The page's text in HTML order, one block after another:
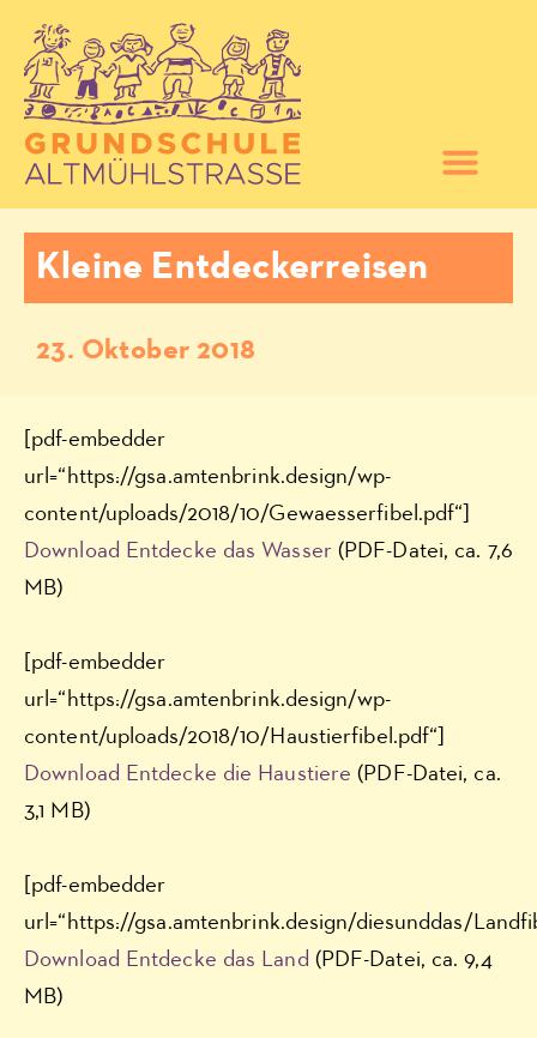
Kleine Entdeckerreisen
23. Oktober 2018
[pdf-embedder
url=“https://gsa.amtenbrink.design/wp-
content/uploads/2018/10/Gewaesserfibel.pdf“]
Download Entdecke das Wasser(PDF-Datei, ca. 7,6
MB)
[pdf-embedder
url=“https://gsa.amtenbrink.design/wp-
content/uploads/2018/10/Haustierfibel.pdf“]
Download Entdecke die Haustiere (PDF-Datei, ca.
3,1 MB)
[pdf-embedder
url=“https://gsa.amtenbrink.design/diesunddas/
Download Entdecke das Land (PDF-Datei, ca. 9,4
MB)